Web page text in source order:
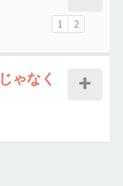
1 2
ゃなく